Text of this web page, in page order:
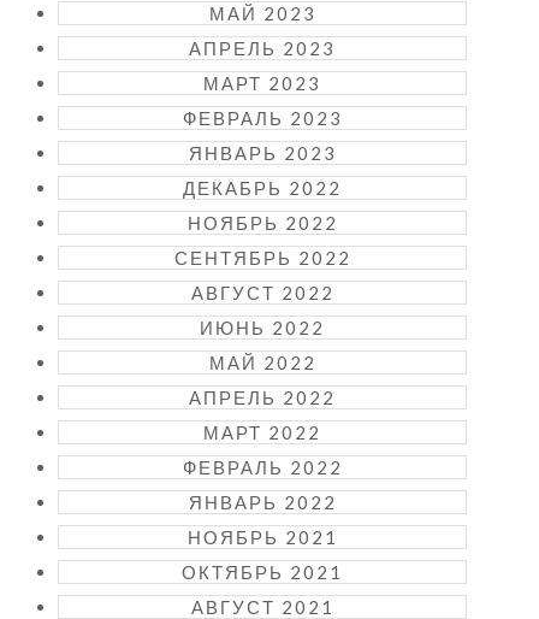
МАЙ 2023
АПРЕЛЬ 2023
МАРТ 2023
ФЕВРАЛЬ 2023
ЯНВАРЬ 2023
ДЕКАБРЬ 2022
НОЯБРЬ 2022
СЕНТЯБРЬ 2022
АВГУСТ 2022
ИЮНЬ 2022
МАЙ 2022
АПРЕЛЬ 2022
МАРТ 2022
ФЕВРАЛЬ 2022
ЯНВАРЬ 2022
НОЯБРЬ 2021
ОКТЯБРЬ 2021
АВГУСТ 2021